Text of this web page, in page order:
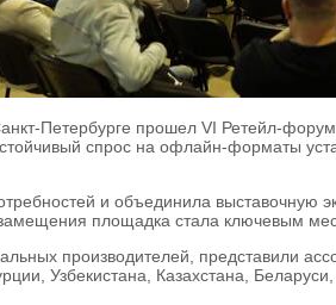
Петербурге прошел VI Ретейл-
спрос на офлайн-форматы
и объединила выставочную
площадка стала ключевым
производителей, представили
Узбекистана, Казахстана,